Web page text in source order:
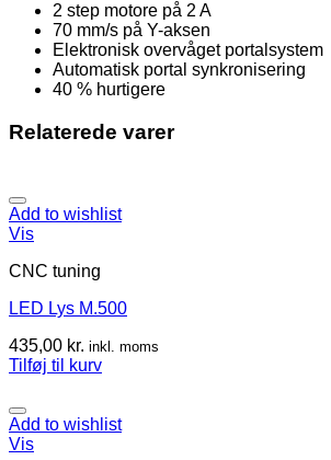
2 step motore på 2 A
70 mm/s på Y-aksen
Elektronisk overvåget portalsystem
Automatisk portal synkronisering
40 % hurtigere
Relaterede varer
Add to wishlist
Vis
CNC tuning
LED Lys M.500
435,00 kr. inkl. moms
Tilføj til kurv
Add to wishlist
Vis